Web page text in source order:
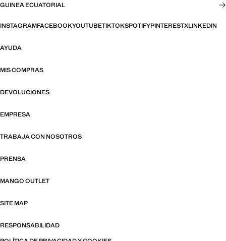
GUINEA ECUATORIAL
INSTAGRAMFACEBOOKYOUTUBETIKTOKSPOTIFYPINTERESTXLINKEDIN
AYUDA
MIS COMPRAS
DEVOLUCIONES
EMPRESA
TRABAJA CON NOSOTROS
PRENSA
MANGO OUTLET
SITE MAP
RESPONSABILIDAD